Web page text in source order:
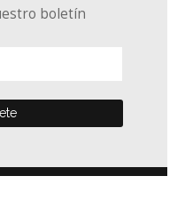
boletín